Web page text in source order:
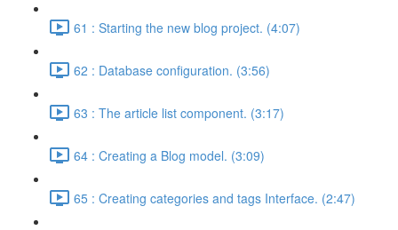
61 : Starting the new blog project. (4:07)
62 : Database configuration. (3:56)
63 : The article list component. (3:17)
64 : Creating a Blog model. (3:09)
65 : Creating categories and tags Interface. (2:47)